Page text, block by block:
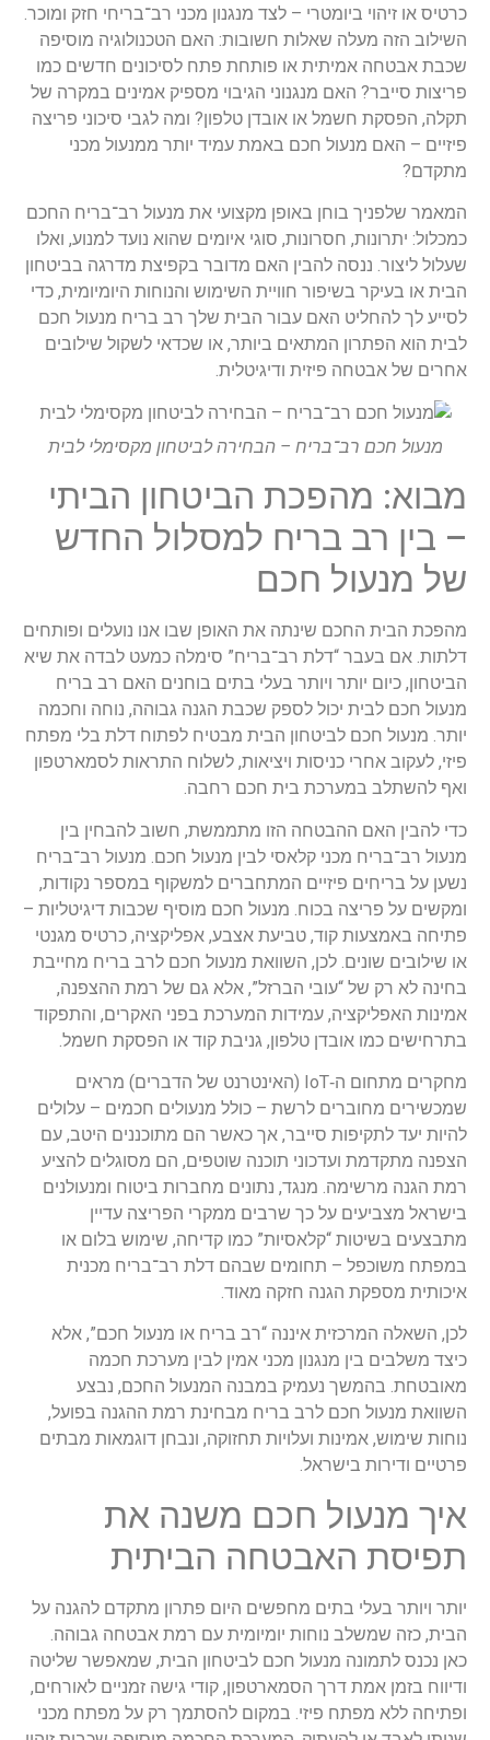
או זיהוי ביומטרי – לצד מנגנון מכני רב־בריחי חזק ומוכר.
הזה מעלה שאלות חשובות: האם הטכנולוגיה מוסיפה
אבטחה אמיתית או פותחת פתח לסיכונים חדשים כמו
סייבר? האם מנגנוני הגיבוי מספיק אמינים במקרה של
הפסקת חשמל או אובדן טלפון? ומה לגבי סיכוני פריצה
– האם מנעול חכם באמת עמיד יותר ממנעול מכני
שלפניך בוחן באופן מקצועי את מנעול רב־בריח החכם
יתרונות, חסרונות, סוגי איומים שהוא נועד למנוע, ואלו
ליצור. ננסה להבין האם מדובר בקפיצת מדרגה בביטחון
או בעיקר בשיפור חוויית השימוש והנוחות היומיומית, כדי
לך להחליט האם עבור הבית שלך רב בריח מנעול חכם
הוא הפתרון המתאים ביותר, או שכדאי לשקול שילובים
של אבטחה פיזית ודיגיטלית.
מנעול חכם רב־בריח – הבחירה לביטחון מקסימלי לבית
מהפכת הביטחון הביתי
בין רב בריח למסלול החדש
מנעול חכם
הבית החכם שינתה את האופן שבו אנו נועלים ופותחים
אם בעבר “דלת רב־בריח” סימלה כמעט לבדה את שיא
כיום יותר ויותר בעלי בתים בוחנים האם רב בריח
חכם לבית יכול לספק שכבת הגנה גבוהה, נוחה וחכמה
מנעול חכם לביטחון הבית מבטיח לפתוח דלת בלי מפתח
לעקוב אחרי כניסות ויציאות, לשלוח התראות לסמארטפון
להשתלב במערכת בית חכם רחבה.
להבין האם ההבטחה הזו מתממשת, חשוב להבחין בין
רב־בריח מכני קלאסי לבין מנעול חכם. מנעול רב־בריח
על בריחים פיזיים המתחברים למשקוף במספר נקודות,
על פריצה בכוח. מנעול חכם מוסיף שכבות דיגיטליות –
באמצעות קוד, טביעת אצבע, אפליקציה, כרטיס מגנטי
שילובים שונים. לכן, השוואת מנעול חכם לרב בריח מחייבת
לא רק של “עובי הברזל”, אלא גם של רמת ההצפנה,
האפליקציה, עמידות המערכת בפני האקרים, והתפקוד
כמו אובדן טלפון, גניבת קוד או הפסקת חשמל.
מחקרים מתחום ה‑IoT (האינטרנט של הדברים) מראים
מחוברים לרשת – כולל מנעולים חכמים – עלולים
יעד לתקיפות סייבר, אך כאשר הם מתוכננים היטב, עם
מתקדמת ועדכוני תוכנה שוטפים, הם מסוגלים להציע
הגנה מרשימה. מנגד, נתונים מחברות ביטוח ומנעולנים
מצביעים על כך שרבים ממקרי הפריצה עדיין
בשיטות “קלאסיות” כמו קדיחה, שימוש בלום או
משוכפל – תחומים שבהם דלת רב־בריח מכנית
מספקת הגנה חזקה מאוד.
השאלה המרכזית איננה “רב בריח או מנעול חכם”, אלא
משלבים בין מנגנון מכני אמין לבין מערכת חכמה
בהמשך נעמיק במבנה המנעול החכם, נבצע
מנעול חכם לרב בריח מבחינת רמת ההגנה בפועל,
שימוש, אמינות ועלויות תחזוקה, ונבחן דוגמאות מבתים
ודירות בישראל.
מנעול חכם משנה את
האבטחה הביתית
ויותר בעלי בתים מחפשים היום פתרון מתקדם להגנה על
כזה שמשלב נוחות יומיומית עם רמת אבטחה גבוהה.
נכנס לתמונה מנעול חכם לביטחון הבית, שמאפשר שליטה
בזמן אמת דרך הסמארטפון, קודי גישה זמניים לאורחים,
ללא מפתח פיזי. במקום להסתמך רק על מפתח מכני